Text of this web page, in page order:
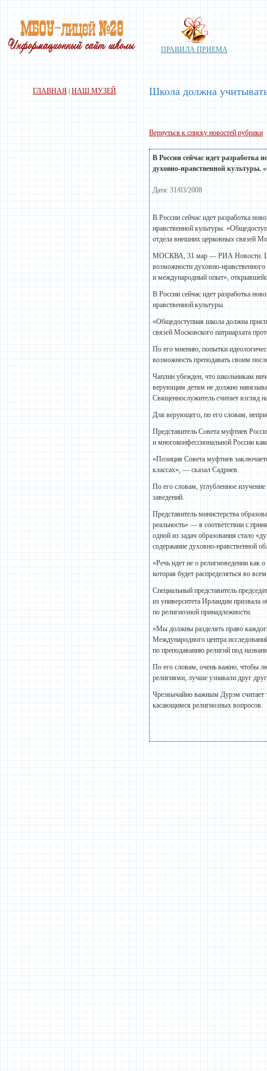
ПРАВИЛА ПРИЕМА
ГЛАВНАЯ НАШ МУЗЕЙ Школа должна
Вернуться к списку новостей рубрики
В России сейчас идет разработка
духовно-нравственной культуры.
Дата: 31/03/2008
В России сейчас идет разработка
нравственной культуры.
отдела внешних церковных связей
МОСКВА, 31 мар — РИА Новости.
возможности духовно-
и международный опыт»,
В России сейчас идет разработка
нравственной культуры.
«Общедоступная школа должна
связей Московского патриархата
По его мнению, попытки
возможность преподавать своим
Чаплин убежден, что школьникам
верующим детям не должно
Священнослужитель считает взгляд
Для верующего, по его словам,
Представитель Совета муфтиев
и многоконфессиональной России
«Позиция Совета муфтиев
классах», — сказал Садриев.
По его словам, углубленное
заведений.
Представитель министерства
реальность» — в соответствии с
одной из задач образования стало
содержание духовно-нравственной
«Речь идет не о религиоведении как
которая будет распределяться во
Специальный представитель
из университета Ирландии призвала
по религиозной принадлежности.
«Мы должны разделять право
Международного центра
по преподаванию религий под
По его словам, очень важно, чтобы
религиями, лучше узнавали друг
Чрезвычайно важным Дурэм считает
касающимся религиозных вопросов.